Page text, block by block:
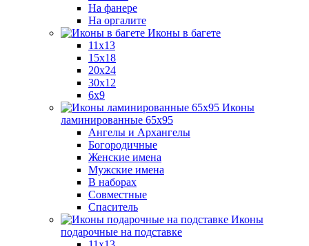
На фанере
На оргалите
Иконы в багете
11x13
15x18
20x24
30х12
6x9
Иконы
ламинированные 65x95
Ангелы и Архангелы
Богородичные
Женские имена
Мужские имена
В наборах
Совместные
Спаситель
Иконы
подарочные на подставке